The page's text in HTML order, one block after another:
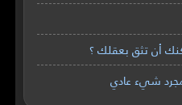
أن تثق بعقلك ؟
شيء عادي